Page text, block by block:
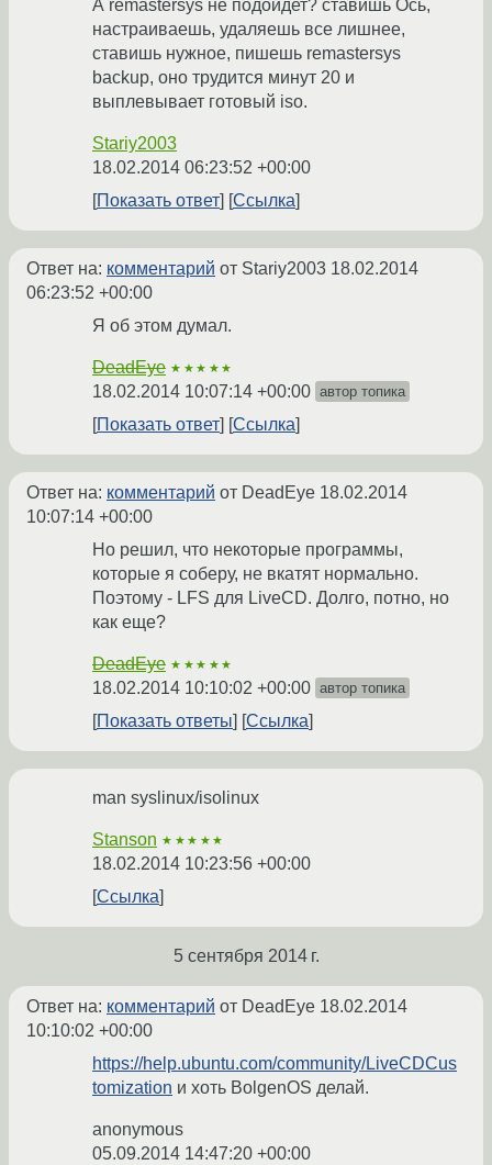
А remastersys не подойдет? ставишь Ось,
настраиваешь, удаляешь все лишнее,
ставишь нужное, пишешь remastersys
backup, оно трудится минут 20 и
выплевывает готовый iso.
Stariy2003
18.02.2014 06:23:52 +00:00
Показать ответ
Ссылка
Ответ на: комментарий от Stariy2003 18.02.2014
06:23:52 +00:00
Я об этом думал.
DeadEye ★★★★★
18.02.2014 10:07:14 +00:00 автор топика
Показать ответ Ссылка
Ответ на: комментарий от DeadEye 18.02.2014
10:07:14 +00:00
Но решил, что некоторые программы,
которые я соберу, не вкатят нормально.
Поэтому - LFS для LiveCD. Долго, потно, но
как еще?
DeadEye ★★★★★
18.02.2014 10:10:02 +00:00 автор топика
Показать ответы Ссылка
man syslinux/isolinux
Stanson ★★★★★
18.02.2014 10:23:56 +00:00
Ссылка
5 сентября 2014 г.
Ответ на: комментарий от DeadEye 18.02.2014
10:10:02 +00:00
https://help.ubuntu.com/community/LiveCDCus
tomization и хоть BolgenOS делай.
anonymous
05.09.2014 14:47:20 +00:00